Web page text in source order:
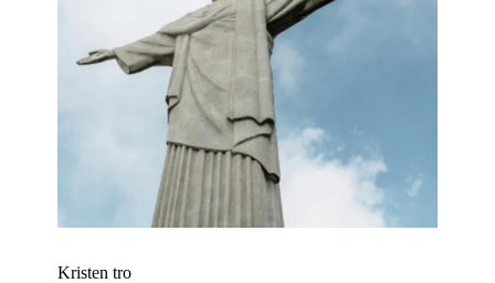
Kristen tro